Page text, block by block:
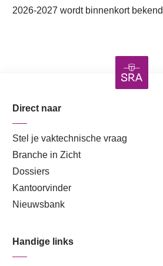
2026-2027 wordt binnenkort
Direct naar
Stel je vaktechnische vraag
Branche in Zicht
Dossiers
Kantoorvinder
Nieuwsbank
Handige links